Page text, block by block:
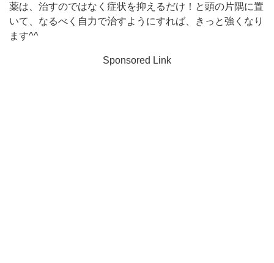
薬は、治すのではなく症状を抑えるだけ！と頭の片隅に置
いて、なるべく自力で治すようにすれば、きっと強くなり
ます^^
Sponsored Link